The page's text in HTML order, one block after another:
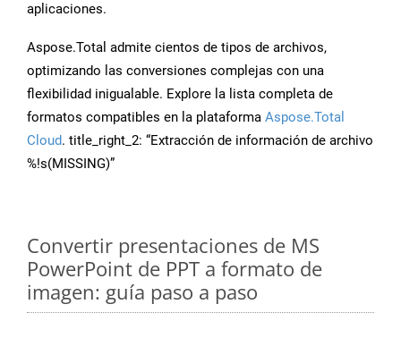
aplicaciones.
Aspose.Total admite cientos de tipos de archivos,
optimizando las conversiones complejas con una
flexibilidad inigualable. Explore la lista completa de
formatos compatibles en la plataforma Aspose.Total
Cloud. title_right_2: “Extracción de información de archivo
%!s(MISSING)”
Convertir presentaciones de MS
PowerPoint de PPT a formato de
imagen: guía paso a paso